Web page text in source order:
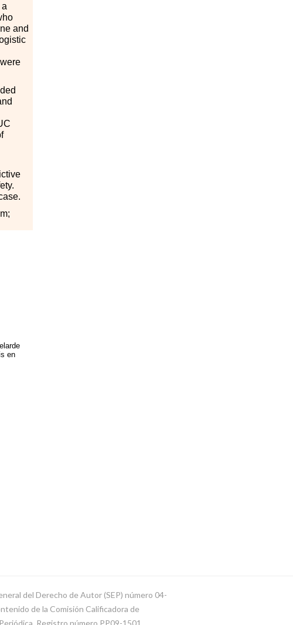
and
en
del Derecho de Autor (SEP) número 04-
de la Comisión Calificadora de
Registro número PP09-1501.